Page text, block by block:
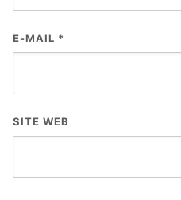
E-MAIL *
SITE WEB